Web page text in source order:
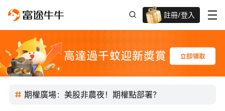
註冊/登入
期權廣場：美股非農夜！期權點部署？